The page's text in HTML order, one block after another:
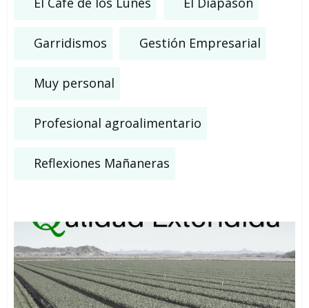
Garridismos Gestión Empresarial
Muy personal
Profesional agroalimentario
Reflexiones Mañaneras